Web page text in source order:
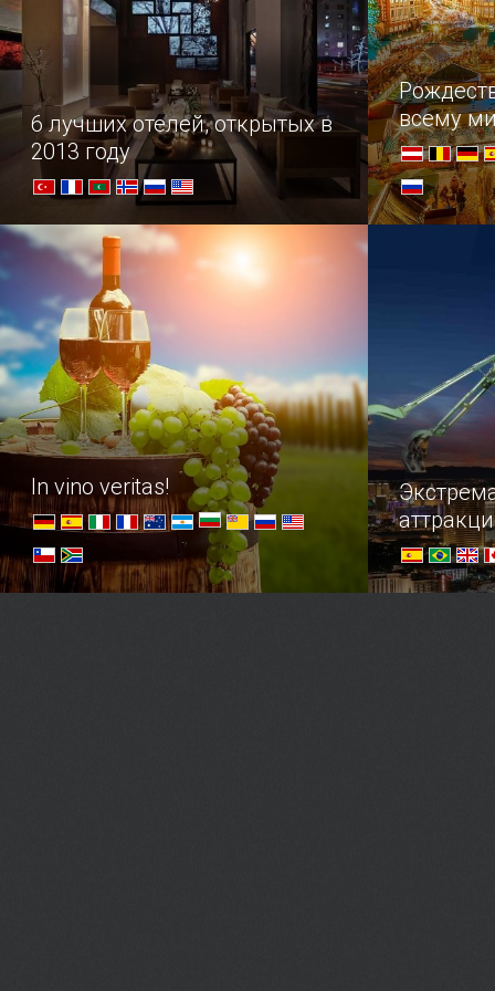
6 лучших отелей, открытых в
2013 году
Самые роскошные отели, открытые
в прошлом году по всему миру, от
дерзкого Лас-Вегаса до холодных
норвежских фьордов...
всему
In vino veritas!